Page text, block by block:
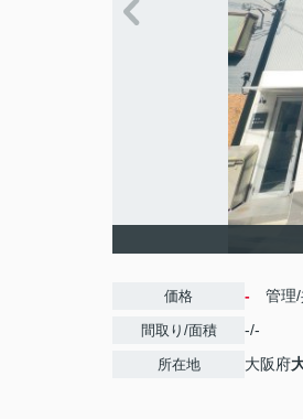
価格 - 管理/
間取り/面積 -/-
所在地 大阪府